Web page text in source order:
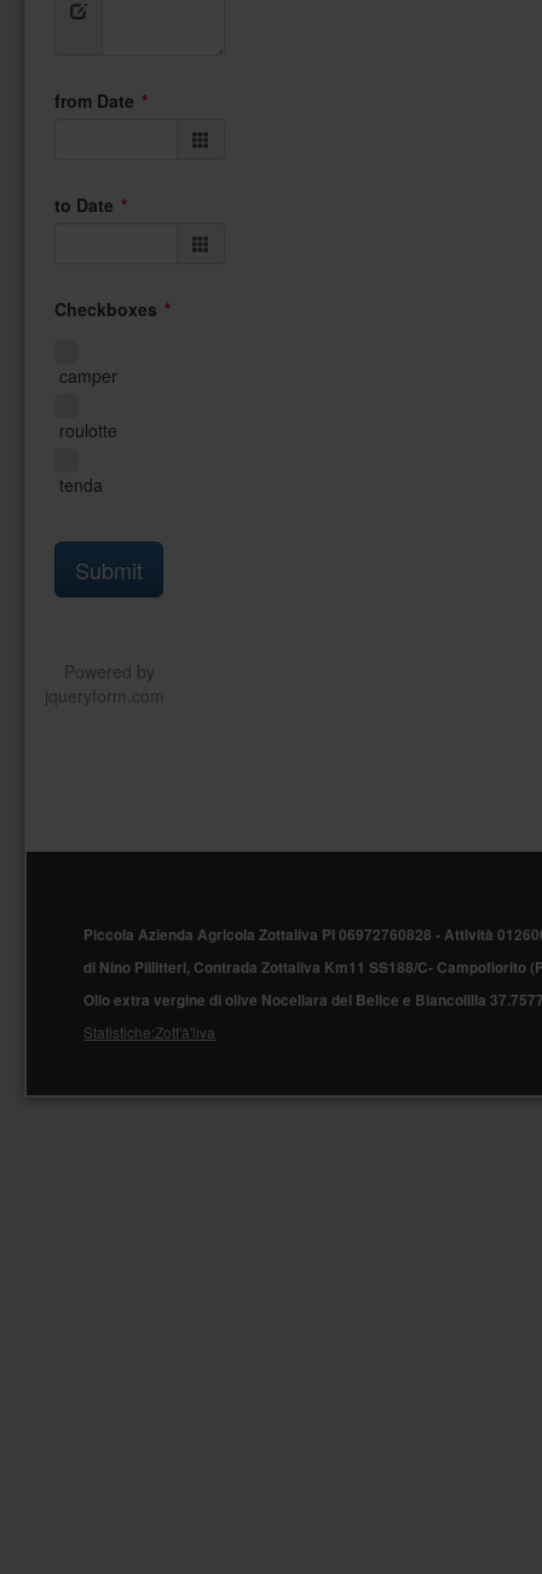
pagina
Piccola Azienda Agricola Zottaliva PI 06972760828 -Attività
di Nino Pillitteri, Contrada Zottaliva Km11 SS188/C- Campofiorito
Olio extra vergine di olive Nocellara del Belice e Biancolilla
Statistiche:Zott'à'liva